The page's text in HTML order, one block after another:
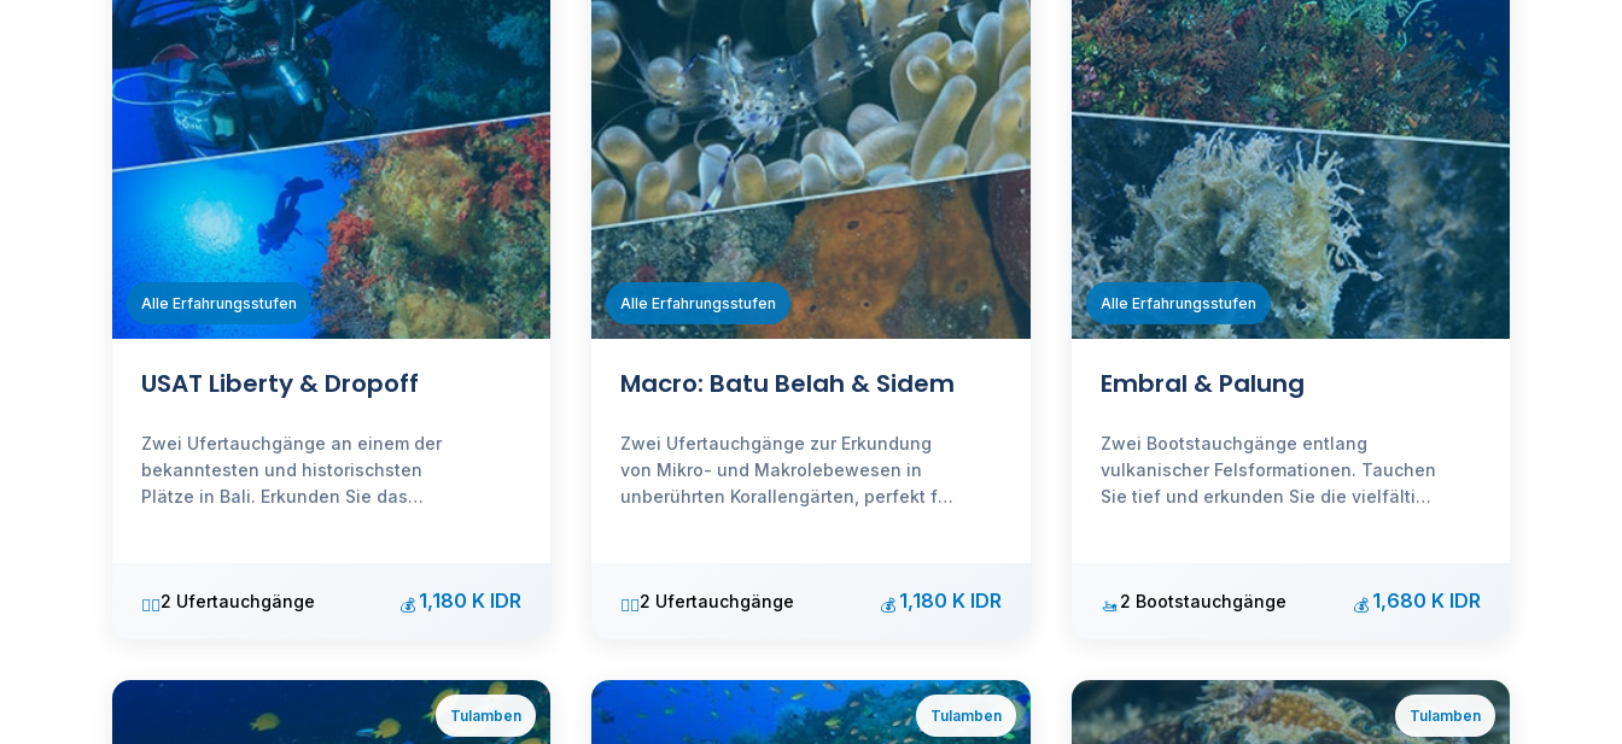
Alle Erfahrungsstufen
USAT Liberty & Dropoff
Zwei Ufertauchgänge an einem der
bekanntesten und historischsten
Plätze in Bali. Erkunden Sie das
🏊‍♂️2 Ufertauchgänge 💰 1,180 K IDR
Alle Erfahrungsstufen
Macro: Batu Belah & Sidem
Zwei Ufertauchgänge zur Erkundung
von Mikro- und Makrolebewesen in
unberührten Korallengärten, perfekt für
🏊‍♂️2 Ufertauchgänge 💰 1,180 K IDR
Alle Erfahrungsstufen
Embral & Palung
Zwei Bootstauchgänge entlang
vulkanischer Felsformationen. Tauchen
Sie tief und erkunden Sie die vielfältige
🚤2 Bootstauchgänge 💰 1,680 K IDR
ℹ️
Tulamben ℹ️
Tulamben ℹ️
Tulamben